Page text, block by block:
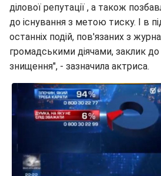
ділової репутації , а також
до існування з метою тиску. І в
останніх подій, пов'язаних з
громадськими діячами, заклик до
знищення", - зазначила актриса.